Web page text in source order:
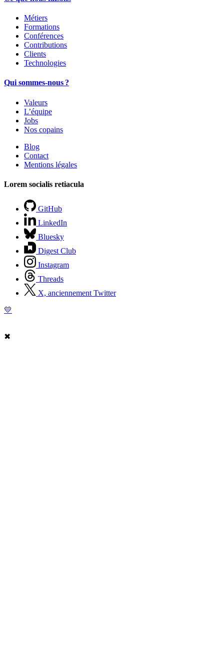
Métiers
Formations
Conférences
Contributions
Clients
Technologies
Qui sommes-nous ?
Valeurs
L’équipe
Jobs
Nos copains
Blog
Contact
Mentions légales
Lorem socialis retiacula
GitHub
LinkedIn
Bluesky
Digest Club
Instagram
Threads
X, anciennement Twitter
💛
✖